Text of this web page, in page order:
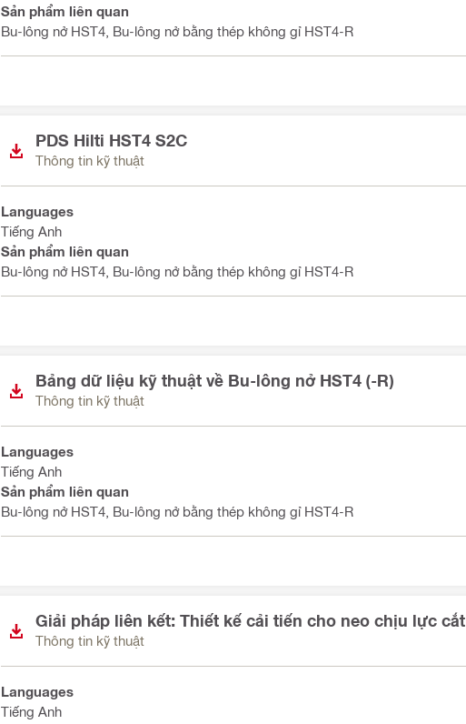
Sản phẩm liên quan
Bu-lông nở HST4, Bu-lông nở bằng thép không gỉ HST4-R
PDS Hilti HST4 S2C
Thông tin kỹ thuật
Languages
Tiếng Anh
Sản phẩm liên quan
Bu-lông nở HST4, Bu-lông nở bằng thép không gỉ HST4-R
Bảng dữ liệu kỹ thuật về Bu-lông nở HST4 (-R)
Thông tin kỹ thuật
Languages
Tiếng Anh
Sản phẩm liên quan
Bu-lông nở HST4, Bu-lông nở bằng thép không gỉ HST4-R
Giải pháp liên kết: Thiết kế cải tiến cho neo chịu lực cắt
Thông tin kỹ thuật
Languages
Tiếng Anh